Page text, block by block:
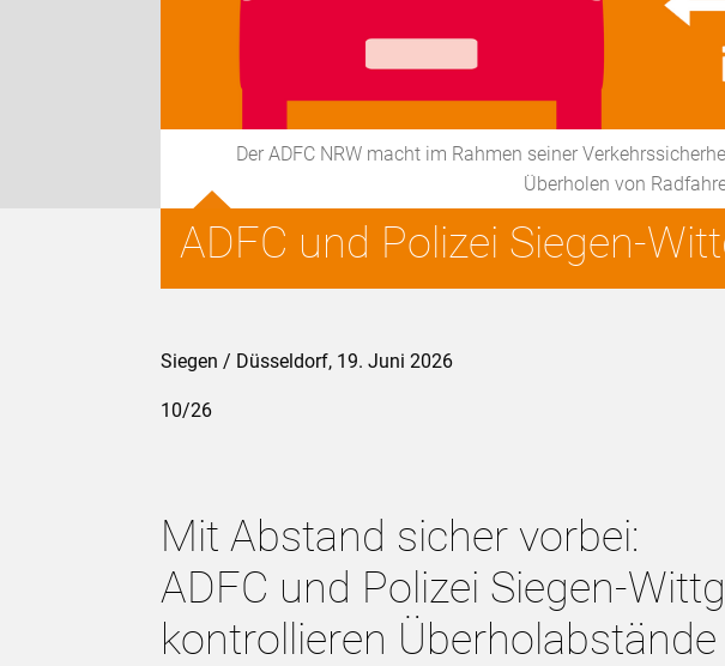
Der ADFC NRW macht im Rahmen seiner
Überholen von
ADFC und Polizei Siegen-
Siegen / Düsseldorf, 19. Juni 2026
10/26
Mit Abstand sicher vorbei:
ADFC und Polizei Siegen-
kontrollieren Überholabstände